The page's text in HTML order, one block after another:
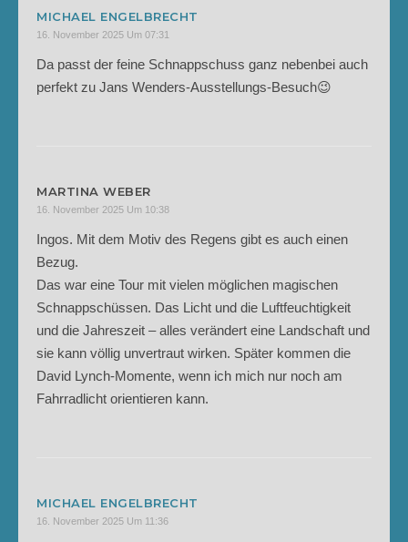
MICHAEL ENGELBRECHT
16. November 2025 Um 07:31
Da passt der feine Schnappschuss ganz nebenbei auch
perfekt zu Jans Wenders-Ausstellungs-Besuch😉
MARTINA WEBER
16. November 2025 Um 10:38
Ingos. Mit dem Motiv des Regens gibt es auch einen
Bezug.
Das war eine Tour mit vielen möglichen magischen
Schnappschüssen. Das Licht und die Luftfeuchtigkeit
und die Jahreszeit – alles verändert eine Landschaft und
sie kann völlig unvertraut wirken. Später kommen die
David Lynch-Momente, wenn ich mich nur noch am
Fahrradlicht orientieren kann.
MICHAEL ENGELBRECHT
16. November 2025 Um 11:36